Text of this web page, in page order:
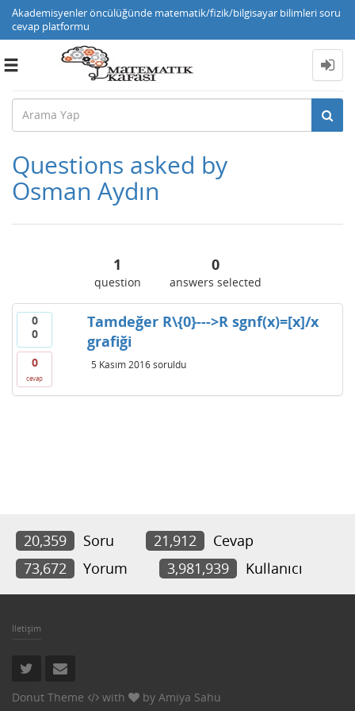
Akademisyenler öncülüğünde matematik/fizik/bilgisayar bilimleri soru
cevap platformu
Toggle
Questions asked by
Osman Aydın
1
question
0
answers selected
0
0
0
cevap
Tamdeğer R\{0}--->R sgnf(x)=[x]/x
grafiği
5 Kasım 2016 soruldu
20,359 Soru 21,912
Cevap
73,672
Yorum 3,981,939 Kullanıcı
İletişim
Donut Theme with by Amiya Sahu